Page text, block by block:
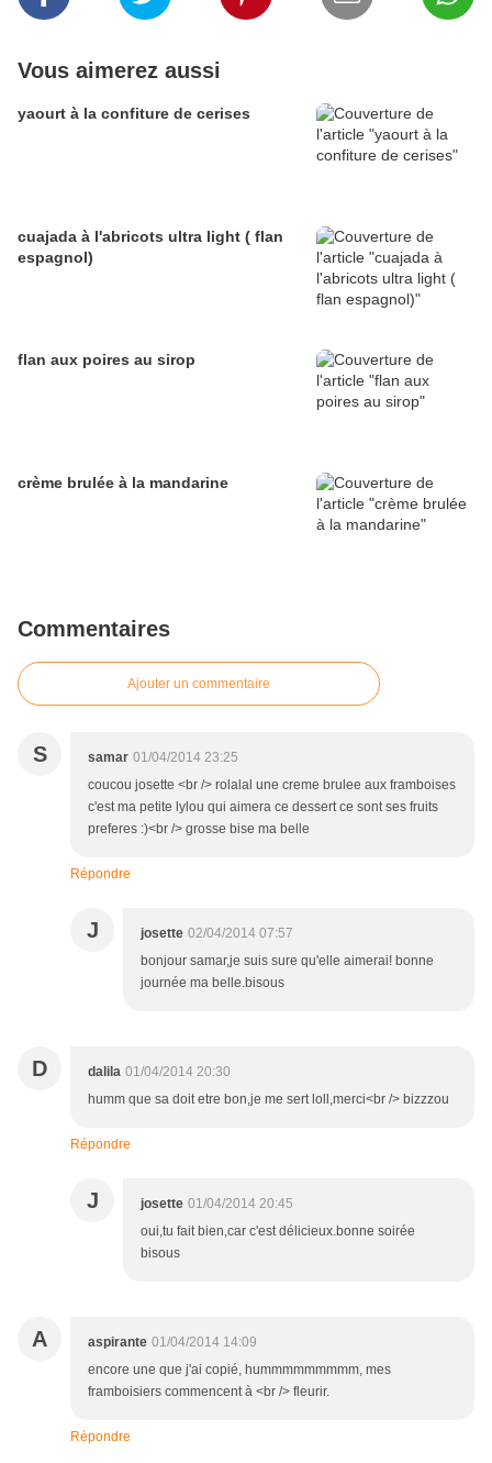
Vous aimerez aussi
yaourt à la confiture de cerises
cuajada à l'abricots ultra light ( flan
espagnol)
flan aux poires au sirop
crème brulée à la mandarine
Commentaires
Ajouter un commentaire
S samar 01/04/2014 23:25
coucou josette <br /> rolalal une creme brulee aux framboises
c'est ma petite lylou qui aimera ce dessert ce sont ses fruits
preferes :)<br /> grosse bise ma belle
Répondre
J josette 02/04/2014 07:57
bonjour samar,je suis sure qu'elle aimerai! bonne
journée ma belle.bisous
D dalila 01/04/2014 20:30
humm que sa doit etre bon,je me sert loll,merci<br /> bizzzou
Répondre
J josette 01/04/2014 20:45
oui,tu fait bien,car c'est délicieux.bonne soirée
bisous
A aspirante 01/04/2014 14:09
encore une que j'ai copié, hummmmmmmmm, mes
framboisiers commencent à <br /> fleurir.
Répondre